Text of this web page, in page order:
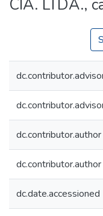
CÍA. LTDA.,
dc.contributor.author
dc.contributor.author
dc.date.accessioned